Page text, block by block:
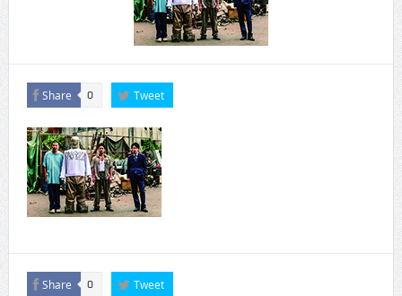
CINEMA×STYLE 286号
CINEMA×STYLE 294号
Share 0 Tweet
Share 0 Tweet